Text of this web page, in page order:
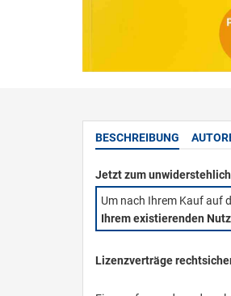
BESCHREIBUNG
Jetzt zum
Um nach Ihrem Kauf auf
Ihrem existierenden
Lizenzverträge